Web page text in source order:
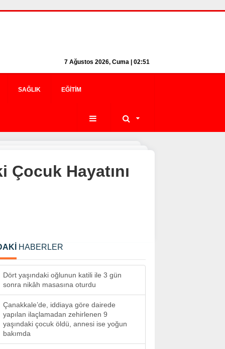
7 Ağustos 2026, Cuma | 02:51
SAĞLIK EĞITIM
Çocuk Hayatını
HABERLER
Dört yaşındaki oğlunun katili ile 3 gün
sonra nikâh masasına oturdu
Çanakkale’de, iddiaya göre dairede
yapılan ilaçlamadan zehirlenen 9
yaşındaki çocuk öldü, annesi ise yoğun
bakımda